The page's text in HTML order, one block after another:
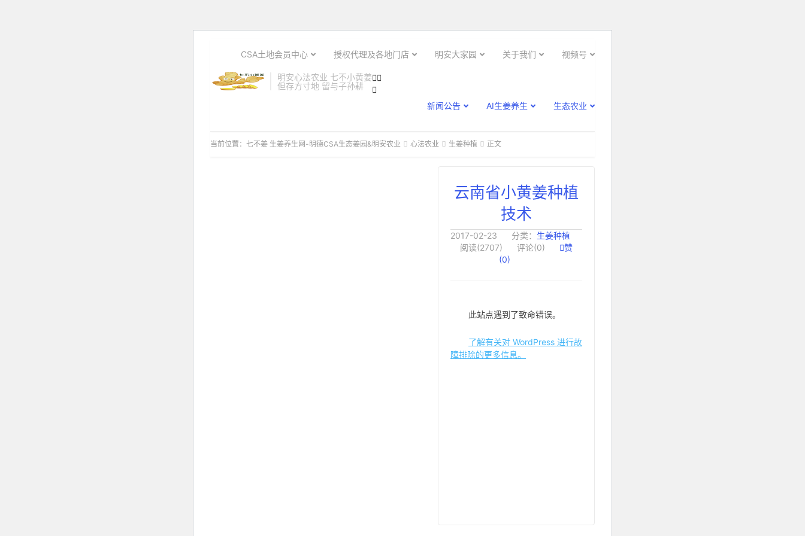
明安心法农业 七不小黄姜
但存方寸地 留与子孙耕


新闻公告
AI生姜养生 生态农业
CSA土地会员中心 授权代理及各地门店 明安大家园 关于我们 视频号

当前位置： 七不姜 生姜养生网-明德CSA生态姜园&明安农业  心法农业  生姜种植  正文
云南省小黄姜种植
技术
2017-02-23 分类： 生姜种植
阅读(2707)
评论(0) 赞
(0)
此站点遇到了致命错误。
了解有关对 WordPress 进行故
障排除的更多信息。